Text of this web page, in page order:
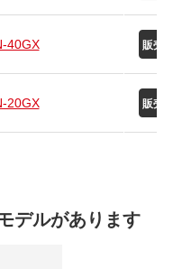
40GX
20GX
デルがあります